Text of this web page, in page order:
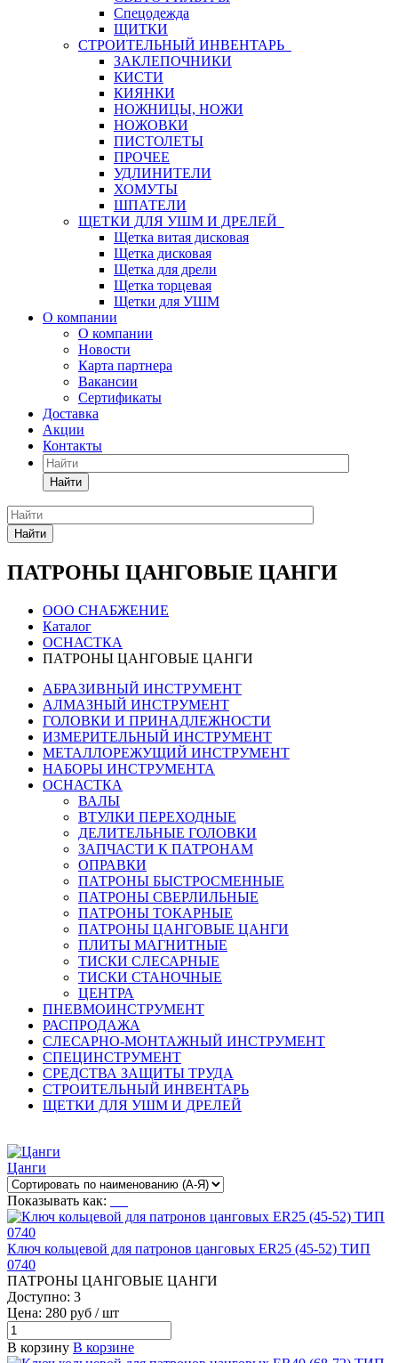
Спецодежда
ЩИТКИ
СТРОИТЕЛЬНЫЙ ИНВЕНТАРЬ
ЗАКЛЕПОЧНИКИ
КИСТИ
КИЯНКИ
НОЖНИЦЫ, НОЖИ
НОЖОВКИ
ПИСТОЛЕТЫ
ПРОЧЕЕ
УДЛИНИТЕЛИ
ХОМУТЫ
ШПАТЕЛИ
ЩЕТКИ ДЛЯ УШМ И ДРЕЛЕЙ
Щетка витая дисковая
Щетка дисковая
Щетка для дрели
Щетка торцевая
Щетки для УШМ
О компании
О компании
Новости
Карта партнера
Вакансии
Сертификаты
Доставка
Акции
Контакты
Найти
Найти
ПАТРОНЫ ЦАНГОВЫЕ ЦАНГИ
ООО СНАБЖЕНИЕ
Каталог
ОСНАСТКА
ПАТРОНЫ ЦАНГОВЫЕ ЦАНГИ
АБРАЗИВНЫЙ ИНСТРУМЕНТ
АЛМАЗНЫЙ ИНСТРУМЕНТ
ГОЛОВКИ И ПРИНАДЛЕЖНОСТИ
ИЗМЕРИТЕЛЬНЫЙ ИНСТРУМЕНТ
МЕТАЛЛОРЕЖУЩИЙ ИНСТРУМЕНТ
НАБОРЫ ИНСТРУМЕНТА
ОСНАСТКА
ВАЛЫ
ВТУЛКИ ПЕРЕХОДНЫЕ
ДЕЛИТЕЛЬНЫЕ ГОЛОВКИ
ЗАПЧАСТИ К ПАТРОНАМ
ОПРАВКИ
ПАТРОНЫ БЫСТРОСМЕННЫЕ
ПАТРОНЫ СВЕРЛИЛЬНЫЕ
ПАТРОНЫ ТОКАРНЫЕ
ПАТРОНЫ ЦАНГОВЫЕ ЦАНГИ
ПЛИТЫ МАГНИТНЫЕ
ТИСКИ СЛЕСАРНЫЕ
ТИСКИ СТАНОЧНЫЕ
ЦЕНТРА
ПНЕВМОИНСТРУМЕНТ
РАСПРОДАЖА
СЛЕСАРНО-МОНТАЖНЫЙ ИНСТРУМЕНТ
СПЕЦИНСТРУМЕНТ
СРЕДСТВА ЗАЩИТЫ ТРУДА
СТРОИТЕЛЬНЫЙ ИНВЕНТАРЬ
ЩЕТКИ ДЛЯ УШМ И ДРЕЛЕЙ
Цанги
Показывать как:
Ключ кольцевой для патронов цанговых ER25 (45-52) ТИП
0740
ПАТРОНЫ ЦАНГОВЫЕ ЦАНГИ
Доступно: 3
Цена: 280 руб / шт
В корзину В корзине